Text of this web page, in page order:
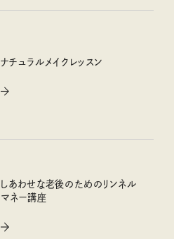
ナチュラルメイクレッスン
しあわせな老後のためのリンネル
マネー講座